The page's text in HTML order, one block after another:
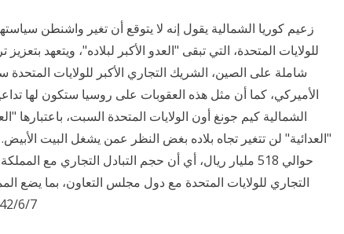
زعيم كوريا الشمالية يقول إنه لا يتوقع أن تغير واشنطن
للولايات المتحدة، التي تبقى "العدو الأكبر لبلاده"، ويتعهد
شاملة على الصين، الشريك التجاري الأكبر للولايات المتحدة
الأميركي، كما أن مثل هذه العقوبات على روسيا ستكون لها
الشمالية كيم جونغ أون الولايات المتحدة السبت، باعتبارها
7‏‏/6‏‏/1442 بعد الهجرة 14‏‏/5‏‏/1442 بعد الهجرة